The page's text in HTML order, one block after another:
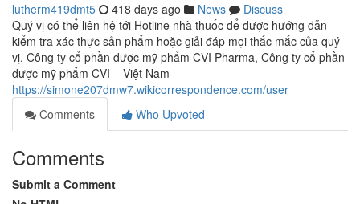
lutherm419dmt5 418 days ago News
Discuss
Quý vị có thể liên hệ tới Hotline nhà thuốc để được hướng dẫn
kiểm tra xác thực sản phẩm hoặc giải đáp mọi thắc mắc của quý
vị. Công ty cổ phần dược mỹ phẩm CVI Pharma, Công ty cổ phần
dược mỹ phẩm CVI – Việt Nam
https://simone207dmw7.wikicorrespondence.com/user
Comments
Who Upvoted
Comments
Submit a Comment